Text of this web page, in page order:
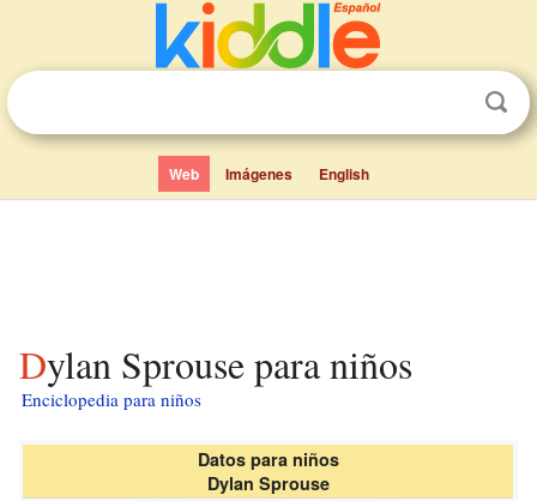
Web Imágenes English
Dylan Sprouse para niños
Enciclopedia para niños
Datos para niños
Dylan Sprouse